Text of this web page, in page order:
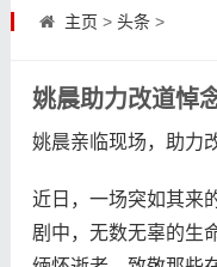
主页 > 头条>
姚晨助力改道悼
姚晨亲临现场，助力
近日，一场突如其来
剧中，无数无辜的生